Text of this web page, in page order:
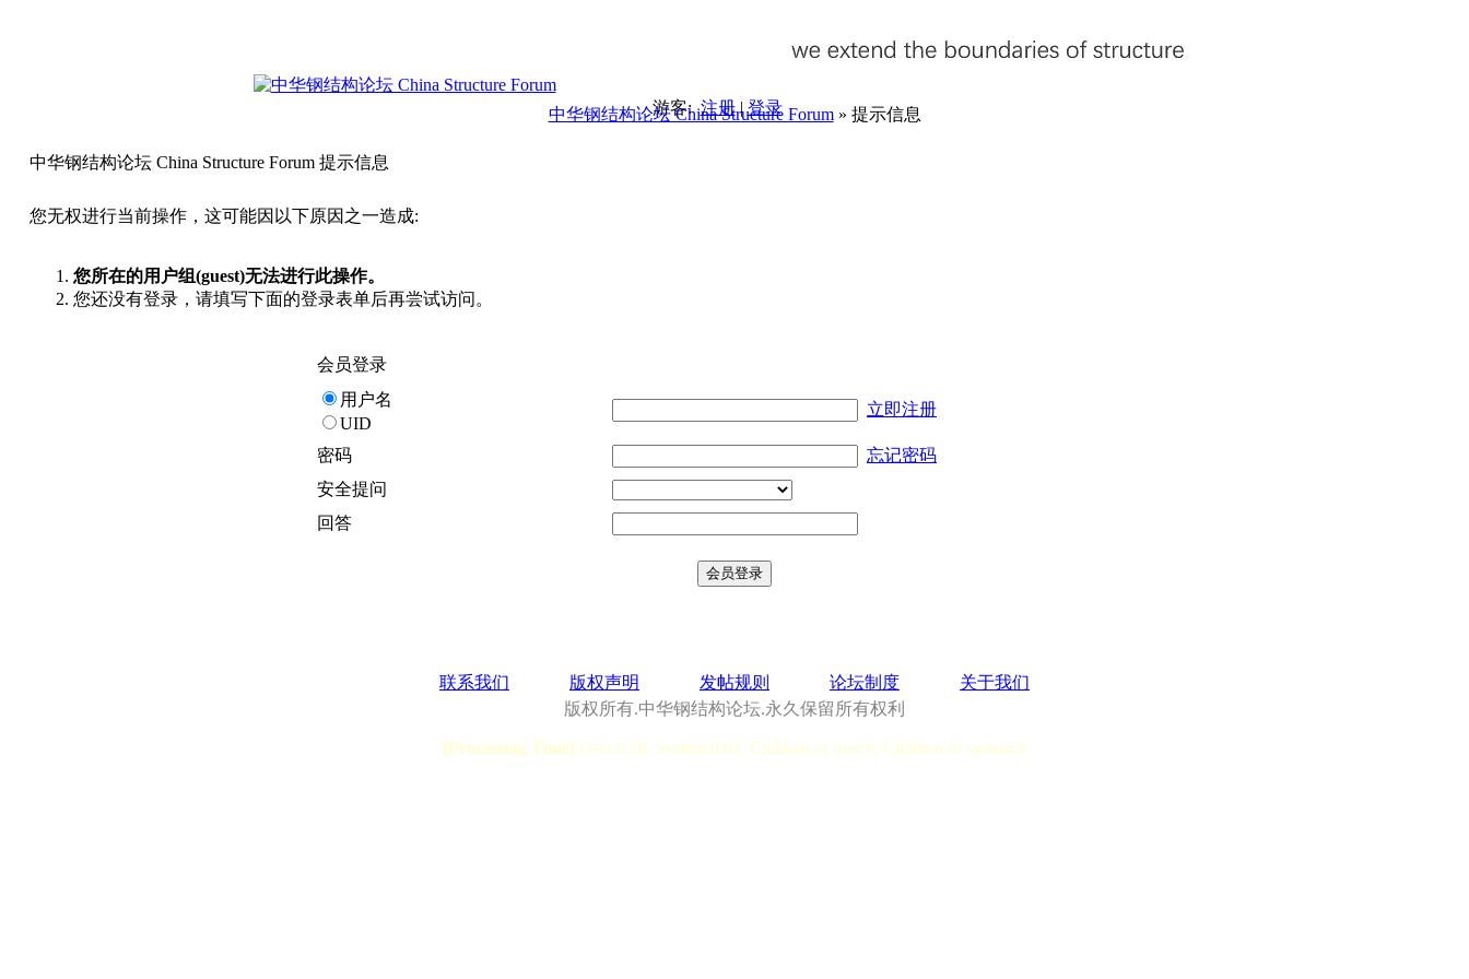
游客:注册|登录
中华钢结构论坛 China Structure Forum» 提示信息
中华钢结构论坛 China Structure Forum 提示信息
您无权进行当前操作，这可能因以下原因之一造成:
您所在的用户组(guest)无法进行此操作。
您还没有登录，请填写下面的登录表单后再尝试访问。
会员登录
用户名
UID
立即注册
密码
忘记密码
安全提问
回答
联系我们 版权声明 发帖规则 论坛制度
关于我们
版权所有.中华钢结构论坛.永久保留所有权利
[Processing Time] User:0.28, System:0.03, Children of user:0, Children of system:0